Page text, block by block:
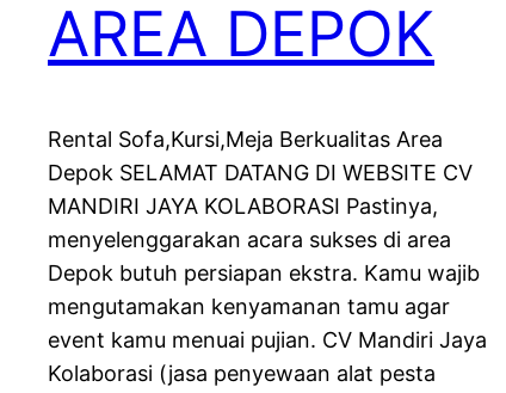
AREA DEPOK
Rental Sofa,Kursi,Meja Berkualitas Area
Depok SELAMAT DATANG DI WEBSITE CV
MANDIRI JAYA KOLABORASI Pastinya,
menyelenggarakan acara sukses di area
Depok butuh persiapan ekstra. Kamu wajib
mengutamakan kenyamanan tamu agar
event kamu menuai pujian. CV Mandiri Jaya
Kolaborasi (jasa penyewaan alat pesta